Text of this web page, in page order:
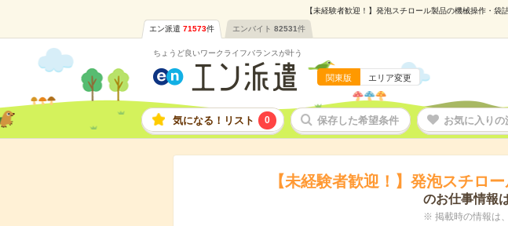
【未経験者歓迎！】発泡スチロール製品の機械操作・
エン派遣 71573件 エンバイト 82531件
ちょうど良いワークライフバランスが叶う
関東版 エリア変更
気になる！リスト 0 保存した希望条件 お気に入りの
【未経験者歓迎！】発泡スチロ
のお仕事情報
※ 掲載時の情報は